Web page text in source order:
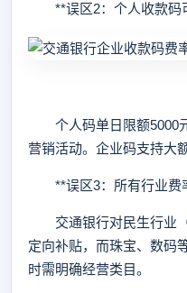
**误区2：个人收款码
个人码单日限额5000
营销活动。企业码支持大
**误区3：所有行业费
交通银行对民生行业（
定向补贴，而珠宝、数码
时需明确经营类目。